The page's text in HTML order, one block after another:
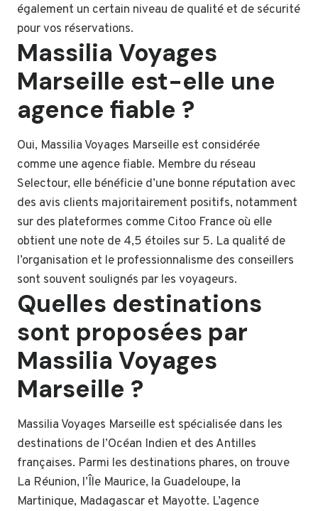
également un certain niveau de qualité et de sécurité
pour vos réservations.
Massilia Voyages
Marseille est-elle une
agence fiable ?
Oui, Massilia Voyages Marseille est considérée
comme une agence fiable. Membre du réseau
Selectour, elle bénéficie d’une bonne réputation avec
des avis clients majoritairement positifs, notamment
sur des plateformes comme Citoo France où elle
obtient une note de 4,5 étoiles sur 5. La qualité de
l’organisation et le professionnalisme des conseillers
sont souvent soulignés par les voyageurs.
Quelles destinations
sont proposées par
Massilia Voyages
Marseille ?
Massilia Voyages Marseille est spécialisée dans les
destinations de l’Océan Indien et des Antilles
françaises. Parmi les destinations phares, on trouve
La Réunion, l’Île Maurice, la Guadeloupe, la
Martinique, Madagascar et Mayotte. L’agence